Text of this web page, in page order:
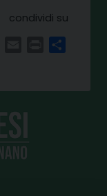
condividi su
WhatsAppPrint